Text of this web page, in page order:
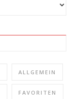
ALLGEMEIN
FAVORITEN